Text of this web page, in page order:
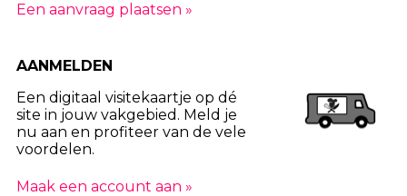
Een aanvraag plaatsen »
AANMELDEN
Een digitaal visitekaartje op dé
site in jouw vakgebied. Meld je
nu aan en profiteer van de vele
voordelen.
Maak een account aan »